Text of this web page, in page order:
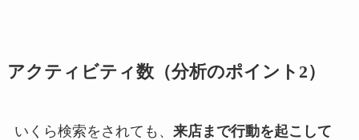
アクティビティ数（分析のポイント2）
いくら検索をされても、 来店まで行動を起こして